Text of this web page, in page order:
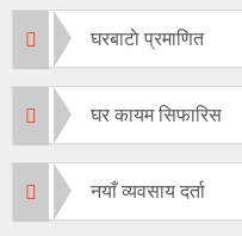
घरबाटाे प्रमाणित
घर कायम सिफारिस
नयाँ व्यवसाय दर्ता